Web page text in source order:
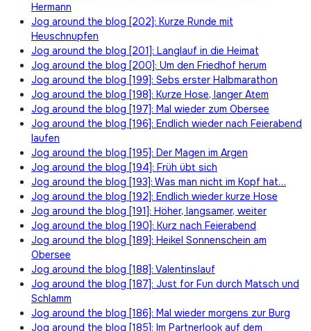
Hermann
Jog around the blog [202]: Kurze Runde mit
Heuschnupfen
Jog around the blog [201]: Langlauf in die Heimat
Jog around the blog [200]: Um den Friedhof herum
Jog around the blog [199]: Sebs erster Halbmarathon
Jog around the blog [198]: Kurze Hose, langer Atem
Jog around the blog [197]: Mal wieder zum Obersee
Jog around the blog [196]: Endlich wieder nach Feierabend
laufen
Jog around the blog [195]: Der Magen im Argen
Jog around the blog [194]: Früh übt sich
Jog around the blog [193]: Was man nicht im Kopf hat…
Jog around the blog [192]: Endlich wieder kurze Hose
Jog around the blog [191]: Höher, langsamer, weiter
Jog around the blog [190]: Kurz nach Feierabend
Jog around the blog [189]: Heikel Sonnenschein am
Obersee
Jog around the blog [188]: Valentinslauf
Jog around the blog [187]: Just for Fun durch Matsch und
Schlamm
Jog around the blog [186]: Mal wieder morgens zur Burg
Jog around the blog [185]: Im Partnerlook auf dem